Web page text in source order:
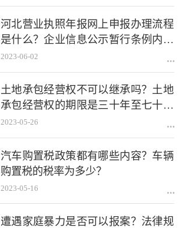
河北营业执照年报网上申报办理流程
是什么？企业信息公示暂行条例内容
是什么？
2023-06-02
土地承包经营权不可以继承吗？土地
承包经营权的期限是三十年至七十年
吗？
2023-05-26
汽车购置税政策都有哪些内容？车辆
购置税的税率为多少？
2023-05-16
遭遇家庭暴力是否可以报案？法律规